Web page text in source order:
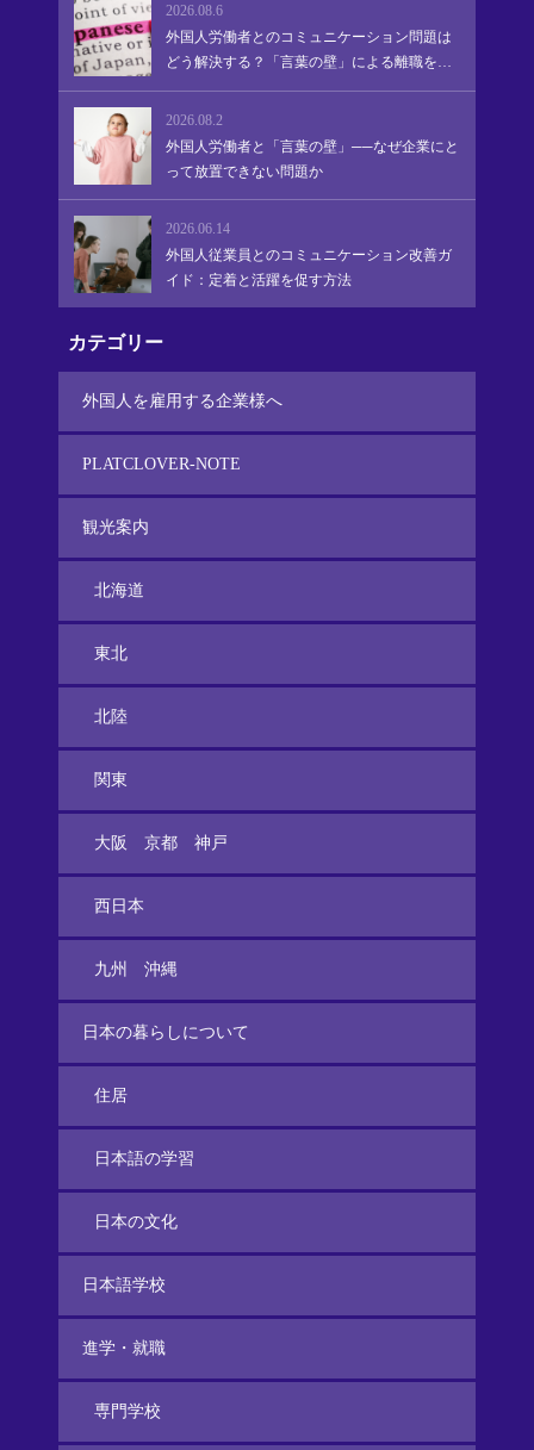
2026.08.6
外国人労働者とのコミュニケーション問題は
どう解決する？「言葉の壁」による離職を防
ぎ、定着・活躍を促す実践的アプローチ
2026.08.2
外国人労働者と「言葉の壁」──なぜ企業にと
って放置できない問題か
2026.06.14
外国人従業員とのコミュニケーション改善ガ
イド：定着と活躍を促す方法
カテゴリー
外国人を雇用する企業様へ
PLATCLOVER-NOTE
観光案内
北海道
東北
北陸
関東
大阪 京都 神戸
西日本
九州 沖縄
日本の暮らしについて
住居
日本語の学習
日本の文化
日本語学校
進学・就職
専門学校